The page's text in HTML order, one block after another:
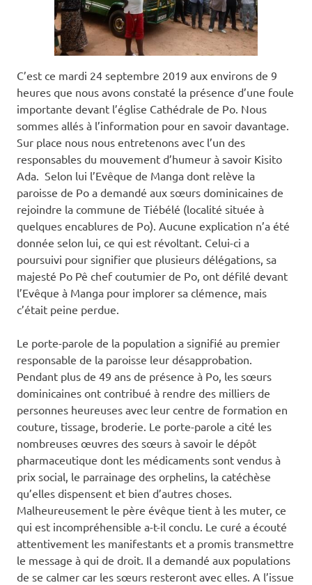
C’est ce mardi 24 septembre 2019 aux environs de 9
heures que nous avons constaté la présence d’une foule
importante devant l’église Cathédrale de Po. Nous
sommes allés à l’information pour en savoir davantage.
Sur place nous nous entretenons avec l’un des
responsables du mouvement d’humeur à savoir Kisito
Ada. Selon lui l’Evêque de Manga dont relève la
paroisse de Po a demandé aux sœurs dominicaines de
rejoindre la commune de Tiébélé (localité située à
quelques encablures de Po). Aucune explication n’a été
donnée selon lui, ce qui est révoltant. Celui-ci a
poursuivi pour signifier que plusieurs délégations, sa
majesté Po Pê chef coutumier de Po, ont défilé devant
l’Evêque à Manga pour implorer sa clémence, mais
c’était peine perdue.
Le porte-parole de la population a signifié au premier
responsable de la paroisse leur désapprobation.
Pendant plus de 49 ans de présence à Po, les sœurs
dominicaines ont contribué à rendre des milliers de
personnes heureuses avec leur centre de formation en
couture, tissage, broderie. Le porte-parole a cité les
nombreuses œuvres des sœurs à savoir le dépôt
pharmaceutique dont les médicaments sont vendus à
prix social, le parrainage des orphelins, la catéchèse
qu’elles dispensent et bien d’autres choses.
Malheureusement le père évêque tient à les muter, ce
qui est incompréhensible a-t-il conclu. Le curé a écouté
attentivement les manifestants et a promis transmettre
le message à qui de droit. Il a demandé aux populations
de se calmer car les sœurs resteront avec elles. A l’issue